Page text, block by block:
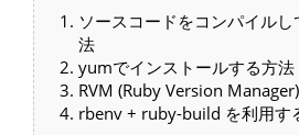
ソースコードをコンパイル
法
yumでインストールする方法
RVM (Ruby Version
rbenv + ruby-build を利用す